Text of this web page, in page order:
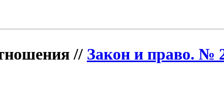
// Закон и право. №